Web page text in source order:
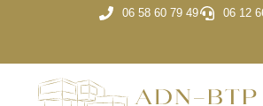
06 58 60 79 49 06 12